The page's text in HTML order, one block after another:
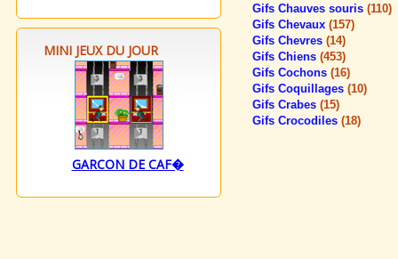
MINI JEUX DU JOUR
GARCON DE CAF�
Gifs Chauves souris (110)
Gifs Chevaux (157)
Gifs Chevres (14)
Gifs Chiens (453)
Gifs Cochons (16)
Gifs Coquillages (10)
Gifs Crabes (15)
Gifs Crocodiles (18)